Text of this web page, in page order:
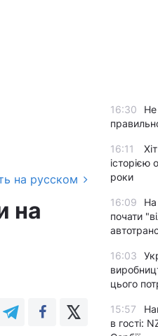
на русском
на
16:30
Не
16:11
історією
роки
16:09
На
почати
16:03
цього
15:57
в гості: